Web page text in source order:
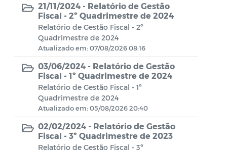
Acordos firmados que não envolvam
transferência de recursos financeiros
Verbas Indenizatórias
Apreciação das Contas do Chefe do
Poder Executivo
Licitantes e/ou Contratados
Sancionados Administrativamente
Tabela Remuneratório dos Cargos e
Funções
21/11/2024 - Relatório de Gestão
Fiscal - 2º Quadrimestre de 2024
Relatório de Gestão Fiscal - 2º
Quadrimestre de 2024
Atualizado em: 07/08/2026 08:16
03/06/2024 - Relatório de Gestão
Fiscal - 1º Quadrimestre de 2024
Relatório de Gestão Fiscal - 1º
Quadrimestre de 2024
Atualizado em: 05/08/2026 20:40
02/02/2024 - Relatório de Gestão
Fiscal - 3º Quadrimestre de 2023
Relatório de Gestão Fiscal - 3º